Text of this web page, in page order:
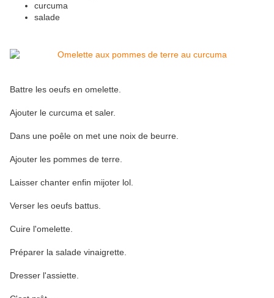
curcuma
salade
Battre les oeufs en omelette.
Ajouter le curcuma et saler.
Dans une poêle on met une noix de beurre.
Ajouter les pommes de terre.
Laisser chanter enfin mijoter lol.
Verser les oeufs battus.
Cuire l'omelette.
Préparer la salade vinaigrette.
Dresser l'assiette.